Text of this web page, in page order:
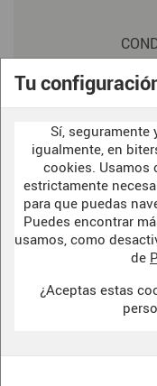
Tu
Sí, seguramente
igualmente, en
cookies. Usamos
estrictamente
para que puedas
Puedes encontrar
usamos, como
de
¿Aceptas estas